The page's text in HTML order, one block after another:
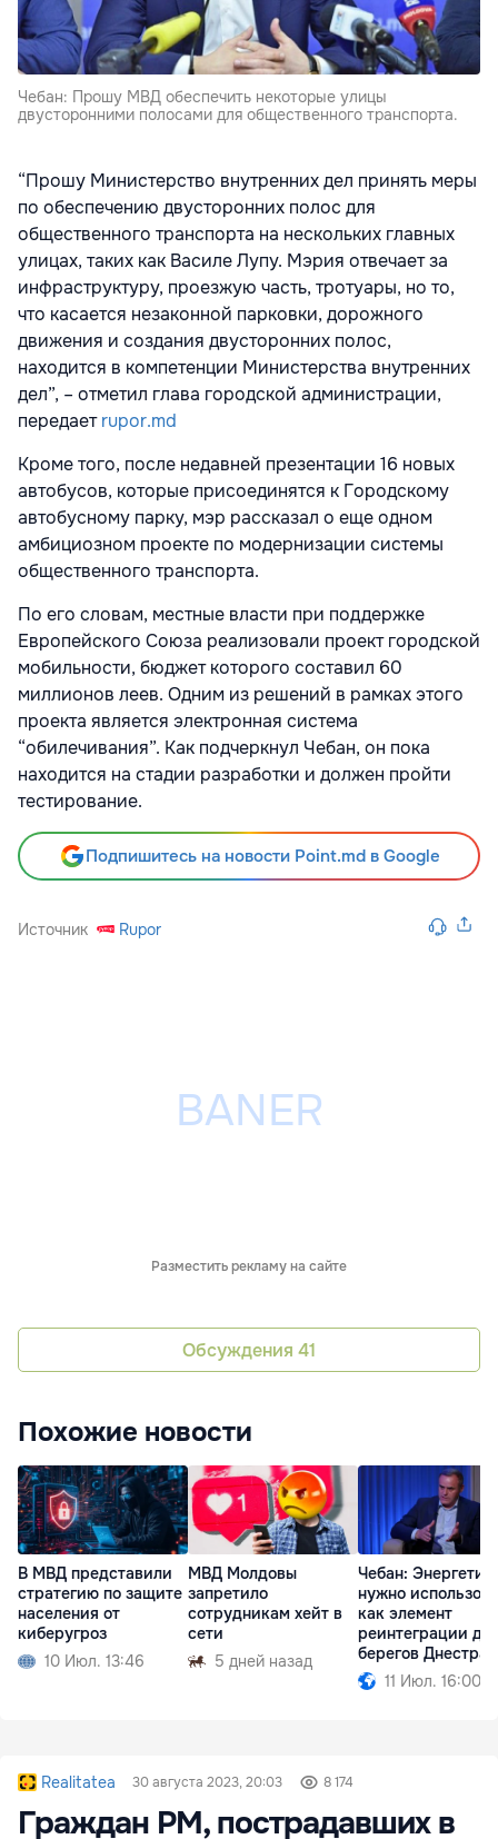
Чебан: Прошу МВД обеспечить некоторые улицы
двусторонними полосами для общественного транспорта.
“Прошу Министерство внутренних дел принять меры
по обеспечению двусторонних полос для
общественного транспорта на нескольких главных
улицах, таких как Василе Лупу. Мэрия отвечает за
инфраструктуру, проезжую часть, тротуары, но то,
что касается незаконной парковки, дорожного
движения и создания двусторонних полос,
находится в компетенции Министерства внутренних
дел”, – отметил глава городской администрации,
передаетrupor.md
Кроме того, после недавней презентации 16 новых
автобусов, которые присоединятся к Городскому
автобусному парку, мэр рассказал о еще одном
амбициозном проекте по модернизации системы
общественного транспорта.
По его словам, местные власти при поддержке
Европейского Союза реализовали проект городской
мобильности, бюджет которого составил 60
миллионов леев. Одним из решений в рамках этого
проекта является электронная система
“обилечивания”. Как подчеркнул Чебан, он пока
находится на стадии разработки и должен пройти
тестирование.
Подпишитесь на новости Point.md в Google
Источник Rupor
Разместить рекламу на сайте
Обсуждения 41
Похожие новости
В МВД представили
стратегию по защите
населения от
киберугроз
10 Июл. 13:46
МВД Молдовы
запретило
сотрудникам хейт в
сети
5 дней назад
Чебан:
нужно
как элемент
реинтеграции
берегов Днестра
11 Июл. 16:00
Realitatea 30 августа 2023, 20:03 8 174
Граждан РМ, пострадавших в